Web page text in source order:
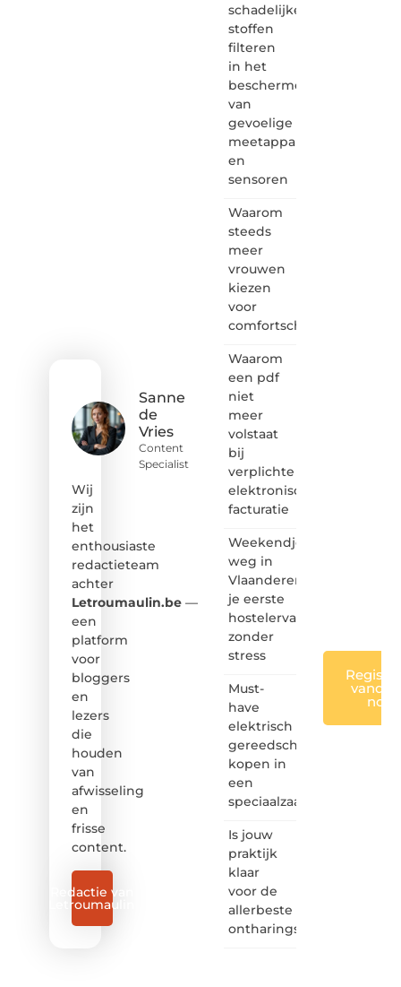
Sanne
de
Vries
Content
Specialist
Wij
zijn
het
enthousiaste
redactieteam
achter
Letroumaulin.be—
een
platform
voor
bloggers
en
lezers
die
houden
van
afwisseling
en
frisse
content.
Redactie van
Letroumaulin
schadelijke
stoffen
filteren
in het
beschermen
van
gevoelige
meetapparatuur
en
sensoren
Waarom
steeds
meer
vrouwen
kiezen
voor
comfortschoenen
Waarom
een pdf
niet
meer
volstaat
bij
verplichte
elektronische
facturatie
Weekendje
weg in
Vlaanderen:
je eerste
hostelervaring
zonder
stress
Must-
have
elektrisch
gereedschap
kopen in
een
speciaalzaak
Is jouw
praktijk
klaar
voor de
allerbeste
ontharingslaser?
nog